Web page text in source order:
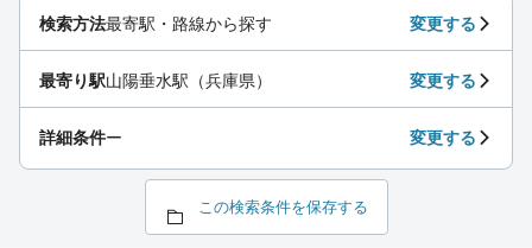
検索方法最寄駅・路線から探す 変更する
最寄り駅山陽垂水駅（兵庫県） 変更する
詳細条件ー 変更する
この検索条件を保存する